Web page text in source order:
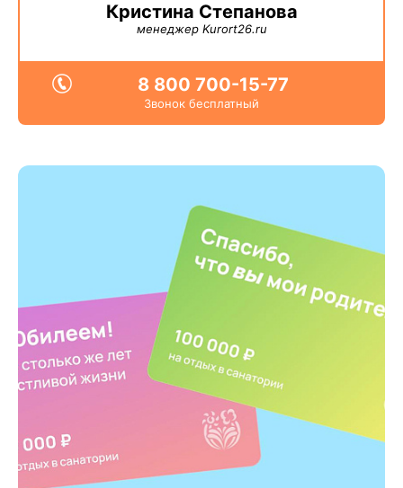
Кристина Степанова
менеджер Kurort26.ru
8 800 700-15-77
Звонок бесплатный